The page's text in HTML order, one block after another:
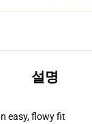
설명
easy, flowy fit